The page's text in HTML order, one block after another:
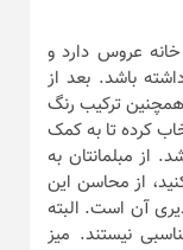
عروس دارد و
باشد. بعد از
ترکیب رنگ
کرده تا به کمک
از مبلمانتان به
از محاسن این
آن است. البته
نیستند. میز